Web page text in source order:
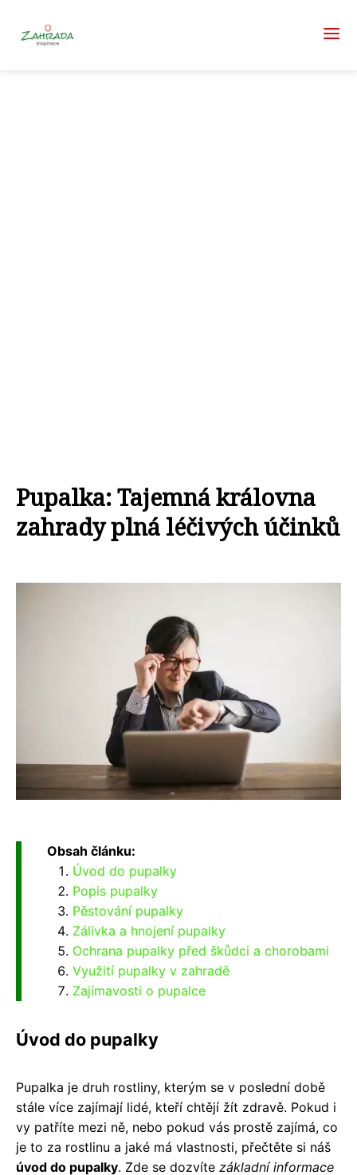
Pupalka: Tajemná královna
zahrady plná léčivých účinků
Obsah článku:
Úvod do pupalky
Popis pupalky
Pěstování pupalky
Zálivka a hnojení pupalky
Ochrana pupalky před škůdci a chorobami
Využití pupalky v zahradě
Zajímavosti o pupalce
Úvod do pupalky
Pupalka je druh rostliny, kterým se v poslední době
stále více zajímají lidé, kteří chtějí žít zdravě. Pokud i
vy patříte mezi ně, nebo pokud vás prostě zajímá, co
je to za rostlinu a jaké má vlastnosti, přečtěte si náš
úvod do pupalky. Zde se dozvíte základní informace